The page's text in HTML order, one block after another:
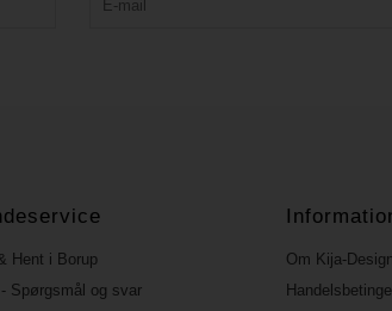
Hent i Borup
- Spørgsmål og svar
Om Kija-Design